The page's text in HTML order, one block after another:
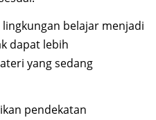
belajar menjadi
dapat lebih
yang sedang
pendekatan